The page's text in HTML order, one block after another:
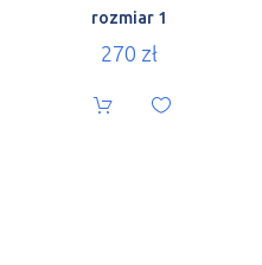
rozmiar 1
270 zł